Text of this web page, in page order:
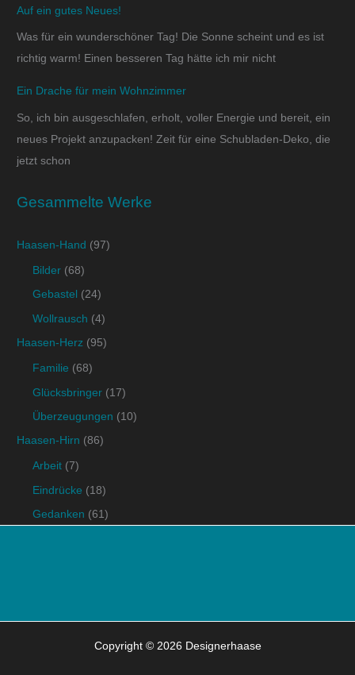
Auf ein gutes Neues!
Was für ein wunderschöner Tag! Die Sonne scheint und es ist
richtig warm! Einen besseren Tag hätte ich mir nicht
Ein Drache für mein Wohnzimmer
So, ich bin ausgeschlafen, erholt, voller Energie und bereit, ein
neues Projekt anzupacken! Zeit für eine Schubladen-Deko, die
jetzt schon
Gesammelte Werke
Haasen-Hand (97)
Bilder (68)
Gebastel (24)
Wollrausch (4)
Haasen-Herz (95)
Familie (68)
Glücksbringer (17)
Überzeugungen (10)
Haasen-Hirn (86)
Arbeit (7)
Eindrücke (18)
Gedanken (61)
Copyright © 2026 Designerhaase